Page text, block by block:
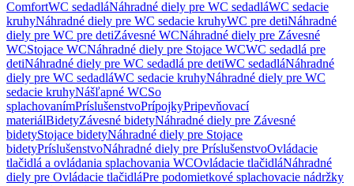
ComfortWC sedadláNáhradné diely pre WC sedadláWC sedacie
kruhyNáhradné diely pre WC sedacie kruhyWC pre detiNáhradné
diely pre WC pre detiZávesné WCNáhradné diely pre Závesné
WCStojace WCNáhradné diely pre Stojace WCWC sedadlá pre
detiNáhradné diely pre WC sedadlá pre detiWC sedadláNáhradné
diely pre WC sedadláWC sedacie kruhyNáhradné diely pre WC
sedacie kruhyNášľapné WCSo
splachovanímPríslušenstvoPrípojkyPripevňovací
materiálBidetyZávesné bidetyNáhradné diely pre Závesné
bidetyStojace bidetyNáhradné diely pre Stojace
bidetyPríslušenstvoNáhradné diely pre PríslušenstvoOvládacie
tlačidlá a ovládania splachovania WCOvládacie tlačidláNáhradné
diely pre Ovládacie tlačidláPre podomietkové splachovacie nádržky